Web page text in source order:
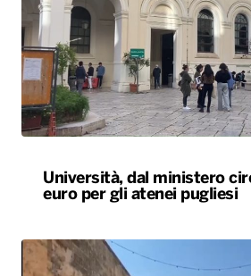
Università, dal ministero
euro per gli atenei pugliesi